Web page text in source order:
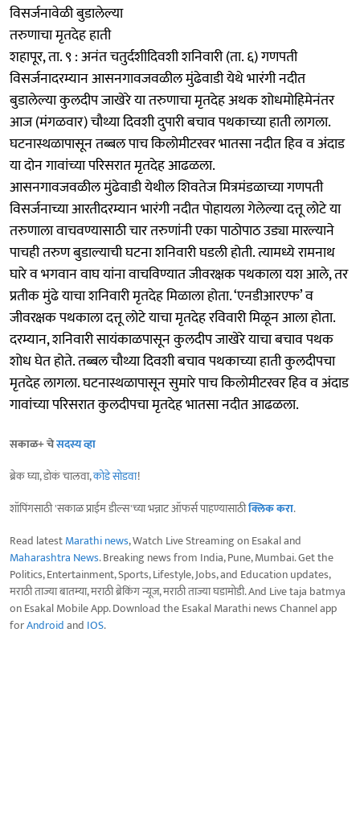
विसर्जनावेळी बुडालेल्या
तरुणाचा मृतदेह हाती
शहापूर, ता. ९ : अनंत चतुर्दशीदिवशी शनिवारी (ता. ६) गणपती
विसर्जनादरम्यान आसनगावजवळील मुंढेवाडी येथे भारंगी नदीत
बुडालेल्या कुलदीप जाखेरे या तरुणाचा मृतदेह अथक शोधमोहिमेनंतर
आज (मंगळवार) चौथ्या दिवशी दुपारी बचाव पथकाच्या हाती लागला.
घटनास्थळापासून तब्बल पाच किलोमीटरवर भातसा नदीत हिव व अंदाड
या दोन गावांच्या परिसरात मृतदेह आढळला.
आसनगावजवळील मुंढेवाडी येथील शिवतेज मित्रमंडळाच्या गणपती
विसर्जनाच्या आरतीदरम्यान भारंगी नदीत पोहायला गेलेल्या दत्तू लोटे या
तरुणाला वाचवण्यासाठी चार तरुणांनी एका पाठोपाठ उड्या मारल्याने
पाचही तरुण बुडाल्याची घटना शनिवारी घडली होती. त्यामध्ये रामनाथ
घारे व भगवान वाघ यांना वाचविण्यात जीवरक्षक पथकाला यश आले, तर
प्रतीक मुंढे याचा शनिवारी मृतदेह मिळाला होता. ‘एनडीआरएफ’ व
जीवरक्षक पथकाला दत्तू लोटे याचा मृतदेह रविवारी मिळून आला होता.
दरम्यान, शनिवारी सायंकाळपासून कुलदीप जाखेरे याचा बचाव पथक
शोध घेत होते. तब्बल चौथ्या दिवशी बचाव पथकाच्या हाती कुलदीपचा
मृतदेह लागला. घटनास्थळापासून सुमारे पाच किलोमीटरवर हिव व अंदाड
गावांच्या परिसरात कुलदीपचा मृतदेह भातसा नदीत आढळला.
सकाळ+ चेसदस्य व्हा
ब्रेक घ्या, डोकं चालवा,कोडे सोडवा!
शॉपिंगसाठी 'सकाळ प्राईम डील्स'च्या भन्नाट ऑफर्स पाहण्यासाठीक्लिक करा.
Read latestMarathi news, Watch Live Streaming on Esakal and
Maharashtra News. Breaking news from India, Pune, Mumbai. Get the
Politics, Entertainment, Sports, Lifestyle, Jobs, and Education updates,
मराठी ताज्या बातम्या, मराठी ब्रेकिंग न्यूज, मराठी ताज्या घडामोडी. And Live taja batmya
on Esakal Mobile App. Download the Esakal Marathi news Channel app
forAndroidand IOS.